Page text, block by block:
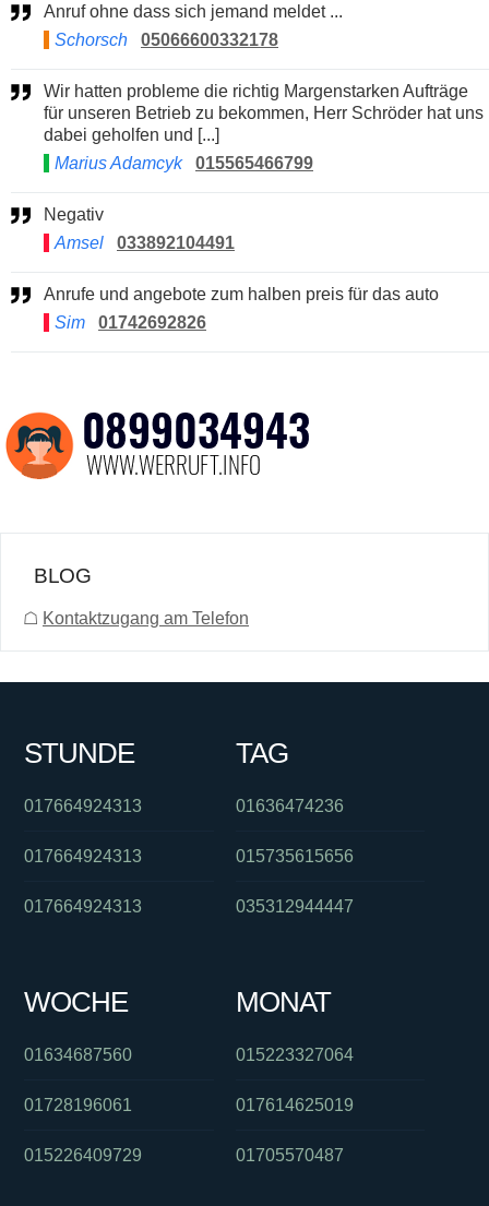
Anruf ohne dass sich jemand meldet ...
Schorsch
05066600332178
Wir hatten probleme die richtig Margenstarken Aufträge
für unseren Betrieb zu bekommen, Herr Schröder hat uns
dabei geholfen und [...]
Marius Adamcyk
015565466799
Negativ
Amsel
033892104491
Anrufe und angebote zum halben preis für das auto
Sim
01742692826
BLOG
☖ Kontaktzugang am Telefon
STUNDE
017664924313
017664924313
017664924313
TAG
01636474236
015735615656
035312944447
WOCHE
01634687560
01728196061
015226409729
MONAT
015223327064
017614625019
01705570487